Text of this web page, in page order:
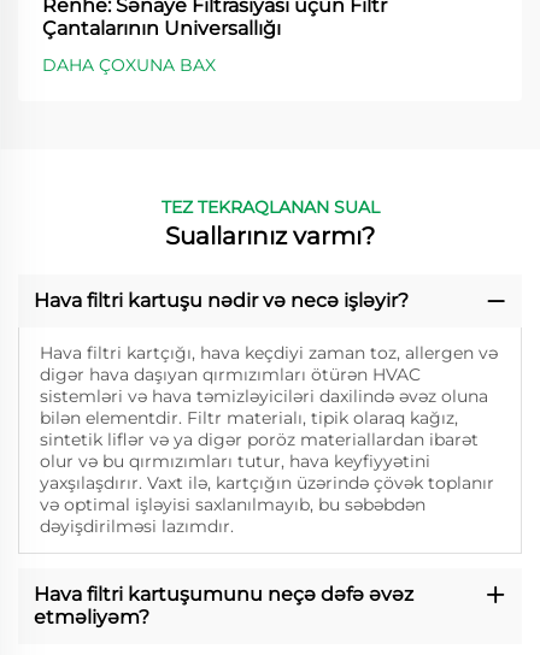
Renhe: Sənaye Filtrasiyası üçün Filtr
Çantalarının Universallığı
DAHA ÇOXUNA BAX
TEZ TEKRAQLANAN SUAL
Suallarınız varmı?
Hava filtri kartuşu nədir və necə işləyir?
Hava filtri kartçığı, hava keçdiyi zaman toz, allergen və
digər hava daşıyan qırmızımları ötürən HVAC
sistemləri və hava təmizləyiciləri daxilində əvəz oluna
bilən elementdir. Filtr materialı, tipik olaraq kağız,
sintetik liflər və ya digər poröz materiallardan ibarət
olur və bu qırmızımları tutur, hava keyfiyyətini
yaxşılaşdırır. Vaxt ilə, kartçığın üzərində çövək toplanır
və optimal işləyisi saxlanılmayıb, bu səbəbdən
dəyişdirilməsi lazımdır.
Hava filtri kartuşumunu neçə dəfə əvəz
etməliyəm?